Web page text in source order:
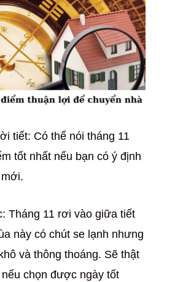
tiết: Có thể nói tháng 11
tốt nhất nếu bạn có ý định
Tháng 11 rơi vào giữa tiết
này có chút se lạnh nhưng
và thông thoáng. Sẽ thật
chọn được ngày tốt